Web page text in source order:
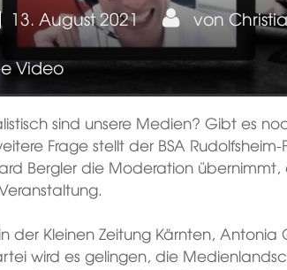
13. August 2021 von
Video
sind unsere Medien? Gibt es
Frage stellt der BSA Rudolfsheim-
Bergler die Moderation
der Kleinen Zeitung Kärnten, Antonia
wird es gelingen, die